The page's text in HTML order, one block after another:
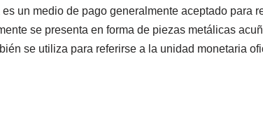
es un medio de pago generalmente aceptado para
se presenta en forma de piezas metálicas
se utiliza para referirse a la unidad monetaria